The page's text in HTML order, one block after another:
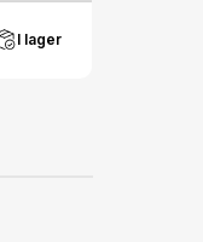
I lager